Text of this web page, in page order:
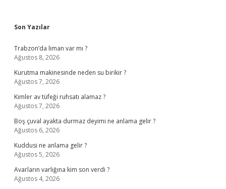
Sidebar
Son Yazılar
Trabzon’da liman var mı ?
Ağustos 8, 2026
Kurutma makinesinde neden su birikir ?
Ağustos 7, 2026
Kimler av tüfeği ruhsatı alamaz ?
Ağustos 7, 2026
Boş çuval ayakta durmaz deyimi ne anlama gelir ?
Ağustos 6, 2026
Kuddusi ne anlama gelir ?
Ağustos 5, 2026
Avarların varlığına kim son verdi ?
Ağustos 4, 2026